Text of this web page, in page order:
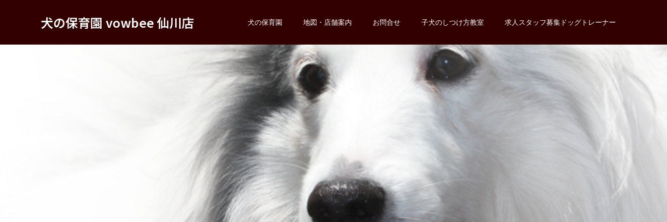
犬の保育園 vowbee 仙川店 犬の保育園 地図・店舗案内 お問合せ 子犬のしつけ方教室 求人スタッフ募集ドッグトレーナー